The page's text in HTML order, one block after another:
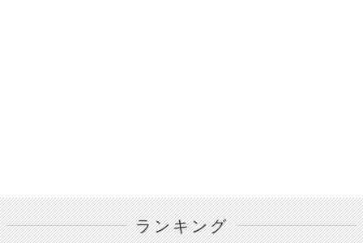
ランキング